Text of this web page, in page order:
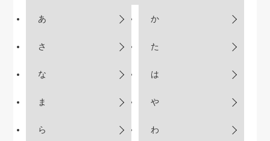
あ か
さ た
な は
ま や
ら わ